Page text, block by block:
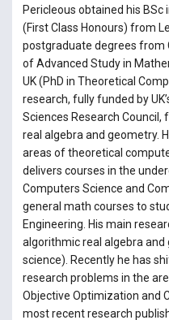
Pericleous obtained his
(First Class Honours) from
postgraduate degrees from
of Advanced Study in
UK (PhD in Theoretical
research, fully funded by
Sciences Research
real algebra and geometry.
areas of theoretical
delivers courses in the
Computers Science and
general math courses to
Engineering. His main
algorithmic real algebra
science). Recently he has
research problems in the
Objective Optimization and
most recent research